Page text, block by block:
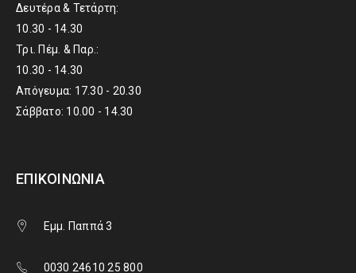
Δευτέρα & Τετάρτη:
10.30 - 14.30
Τρι. Πέμ. & Παρ.:
10.30 - 14.30
Απόγευμα: 17.30 - 20.30
Σάββατο: 10.00 - 14.30
ΕΠΙΚΟΙΝΩΝΊΑ
Εμμ. Παππά 3
0030 24610 25 800